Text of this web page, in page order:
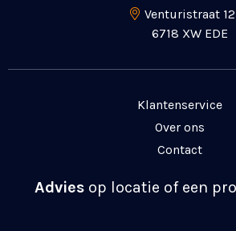
Venturistraat 12
6718 XW EDE
Klantenservice
Over ons
Contact
Advies op locatie of een